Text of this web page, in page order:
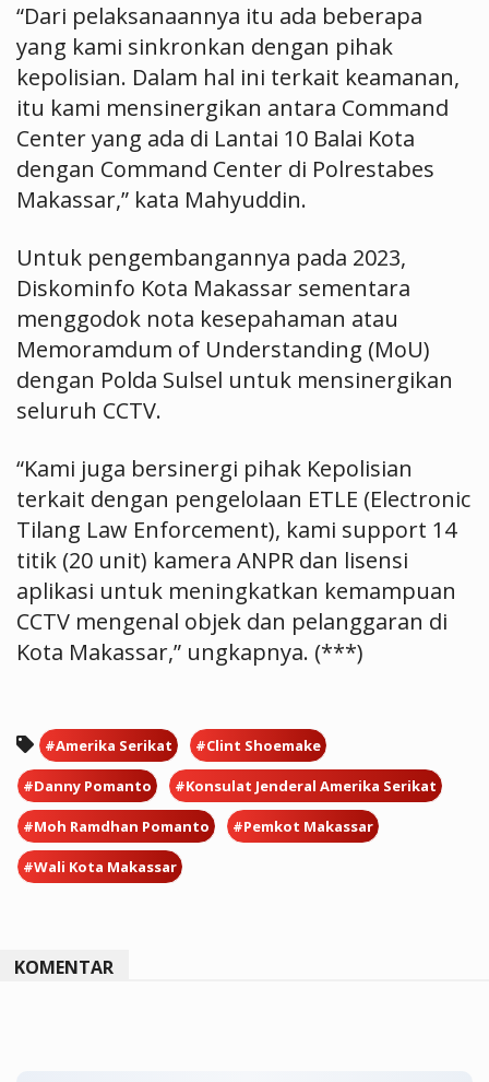
“Dari pelaksanaannya itu ada beberapa
yang kami sinkronkan dengan pihak
kepolisian. Dalam hal ini terkait keamanan,
itu kami mensinergikan antara Command
Center yang ada di Lantai 10 Balai Kota
dengan Command Center di Polrestabes
Makassar,” kata Mahyuddin.
Untuk pengembangannya pada 2023,
Diskominfo Kota Makassar sementara
menggodok nota kesepahaman atau
Memoramdum of Understanding (MoU)
dengan Polda Sulsel untuk mensinergikan
seluruh CCTV.
“Kami juga bersinergi pihak Kepolisian
terkait dengan pengelolaan ETLE (Electronic
Tilang Law Enforcement), kami support 14
titik (20 unit) kamera ANPR dan lisensi
aplikasi untuk meningkatkan kemampuan
CCTV mengenal objek dan pelanggaran di
Kota Makassar,” ungkapnya. (***)
#Amerika Serikat #Clint Shoemake
#Danny Pomanto #Konsulat Jenderal Amerika Serikat
#Moh Ramdhan Pomanto #Pemkot Makassar
#Wali Kota Makassar
KOMENTAR